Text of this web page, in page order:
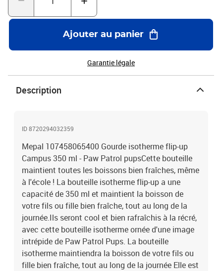
pétillante. Bien entendu, elle est entièrement sans PBA et facile à
nettoyer.Détails : Matériau : Polypropyleen (PP), Roestvrijstaal
(RVS)Passe au lave-vaisselleNe passe pas au congélateurNe
passe pas au four à micro-ondes0 % BPAÀ partir de : 3 ans
Ajouter au panier
Garantie légale
Description
ID 8720294032359
Mepal 107458065400 Gourde isotherme flip-up
Campus 350 ml - Paw Patrol pupsCette bouteille
maintient toutes les boissons bien fraîches, même
à l'école ! La bouteille isotherme flip-up a une
capacité de 350 ml et maintient la boisson de
votre fils ou fille bien fraîche, tout au long de la
journée.Ils seront cool et bien rafraîchis à la récré,
avec cette bouteille isotherme ornée d'une image
intrépide de Paw Patrol Pups. La bouteille
isotherme maintiendra la boisson de votre fils ou
fille bien fraîche, tout au long de la journée Elle est